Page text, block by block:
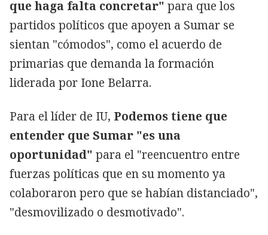
que haga falta concretar" para que los
partidos políticos que apoyen a Sumar se
sientan "cómodos", como el acuerdo de
primarias que demanda la formación
liderada por Ione Belarra.
Para el líder de IU, Podemos tiene que
entender que Sumar "es una
oportunidad" para el "reencuentro entre
fuerzas políticas que en su momento ya
colaboraron pero que se habían distanciado",
"desmovilizado o desmotivado".